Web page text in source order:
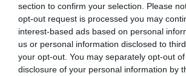
section to confirm your selection. Please
opt-out request is processed you may
interest-based ads based on personal
us or personal information disclosed to
your opt-out. You may separately opt-out
disclosure of your personal information by
Δείτε όλα τατελευταία νέαγια την
Πολιτισμό στο Culturenow.gr
Νέοι Διαγωνισμοί❯